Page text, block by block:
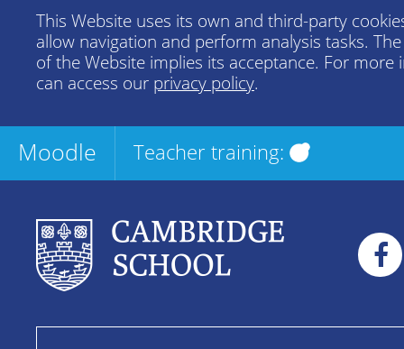
This Website uses its own and third-party
allow navigation and perform analysis tasks.
of the Website implies its acceptance. For more
can access our privacy policy.
Moodle Teacher training: